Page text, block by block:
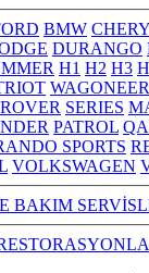
BMW CHERY
DURANGO
H1 H2 H3
WAGONEER
SERIES
PATROL
SPORTS
VOLKSWAGEN
BAKIM